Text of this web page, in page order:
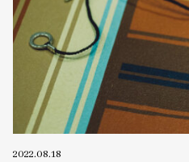
2022.08.18